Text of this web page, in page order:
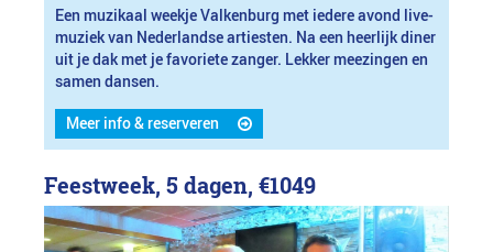
Een muzikaal weekje Valkenburg met iedere avond live-
muziek van Nederlandse artiesten. Na een heerlijk diner
uit je dak met je favoriete zanger. Lekker meezingen en
samen dansen.
Meer info & reserveren
Feestweek, 5 dagen, €1049